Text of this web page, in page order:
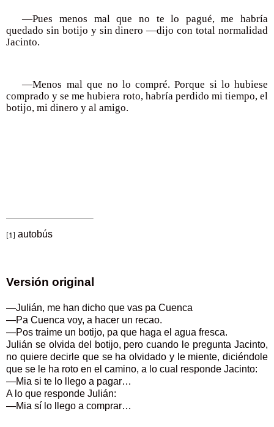
—Pues menos mal que no te lo pagué, me habría
quedado sin botijo y sin dinero —dijo con total normalidad
Jacinto.
—Menos mal que no lo compré. Porque si lo hubiese
comprado y se me hubiera roto, habría perdido mi tiempo, el
botijo, mi dinero y al amigo.
[1] autobús
Versión original
—Julián, me han dicho que vas pa Cuenca
—Pa Cuenca voy, a hacer un recao.
—Pos traime un botijo, pa que haga el agua fresca.
Julián se olvida del botijo, pero cuando le pregunta Jacinto,
no quiere decirle que se ha olvidado y le miente, diciéndole
que se le ha roto en el camino, a lo cual responde Jacinto:
—Mia si te lo llego a pagar…
A lo que responde Julián:
—Mia sí lo llego a comprar…